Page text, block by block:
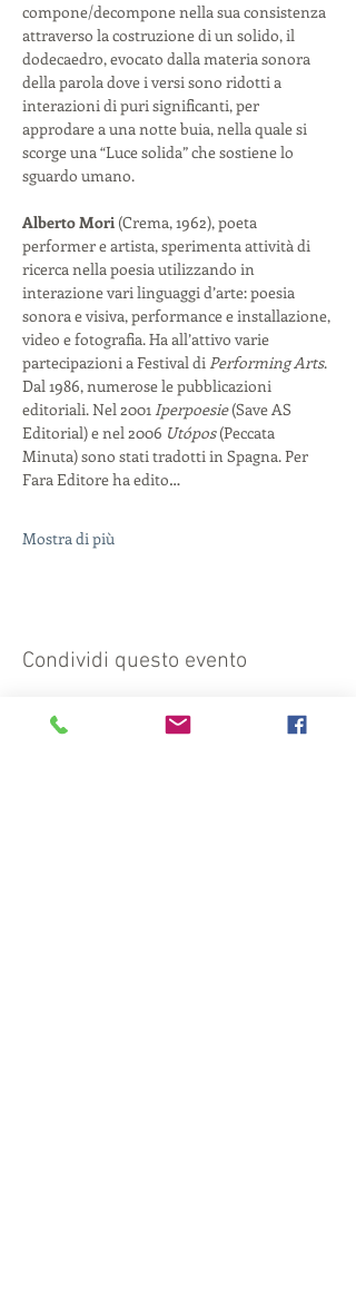
compone/decompone nella sua consistenza
attraverso la costruzione di un solido, il
dodecaedro, evocato dalla materia sonora
della parola dove i versi sono ridotti a
interazioni di puri significanti, per
approdare a una notte buia, nella quale si
scorge una “Luce solida” che sostiene lo
sguardo umano.
Alberto Mori (Crema, 1962), poeta
performer e artista, sperimenta attività di
ricerca nella poesia utilizzando in
interazione vari linguaggi d’arte: poesia
sonora e visiva, performance e installazione,
video e fotografia. Ha all’attivo varie
partecipazioni a Festival di Performing Arts.
Dal 1986, numerose le pubblicazioni
editoriali. Nel 2001 Iperpoesie (Save AS
Editorial) e nel 2006 Utópos (Peccata
Minuta) sono stati tradotti in Spagna. Per
Fara Editore ha edito…
Mostra di più
Condividi questo evento